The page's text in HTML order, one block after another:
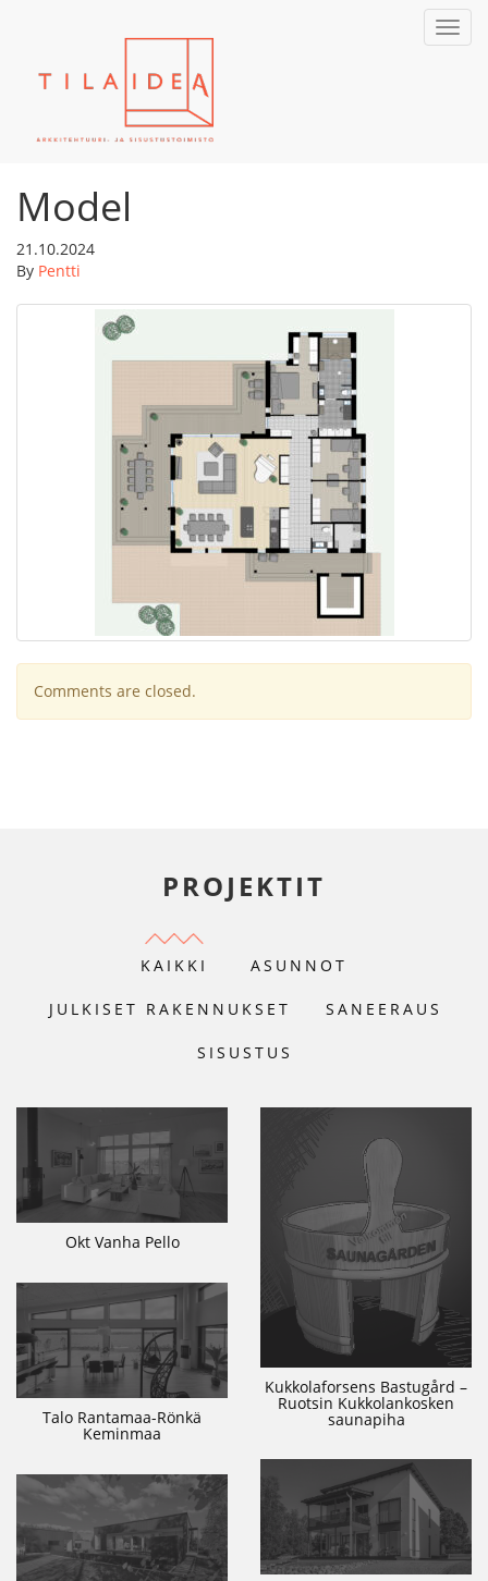
Model
21.10.2024
By Pentti
Comments are closed.
PROJEKTIT
KAIKKI ASUNNOT
JULKISET RAKENNUKSET SANEERAUS
SISUSTUS
Okt Vanha Pello
Kukkolaforsens Bastugård –
Ruotsin Kukkolankosken
saunapiha
Talo Rantamaa-Rönkä
Keminmaa